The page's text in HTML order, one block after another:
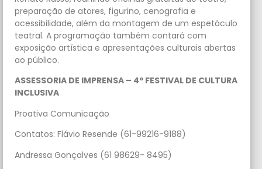
preparação de atores, figurino, cenografia e
acessibilidade, além da montagem de um espetáculo
teatral. A programação também contará com
exposição artística e apresentações culturais abertas
ao público.
ASSESSORIA DE IMPRENSA – 4º FESTIVAL DE CULTURA
INCLUSIVA
Proativa Comunicação
Contatos: Flávio Resende (61-99216-9188)
Andressa Gonçalves (61 98629- 8495)